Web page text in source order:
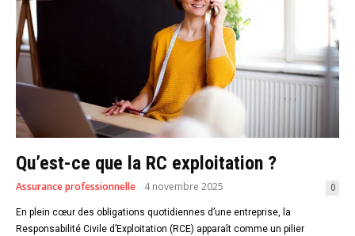
Qu’est-ce que la RC exploitation ?
Assurance professionnelle 4 novembre 2025 0
En plein cœur des obligations quotidiennes d’une entreprise, la
Responsabilité Civile d’Exploitation (RCE) apparaît comme un pilier